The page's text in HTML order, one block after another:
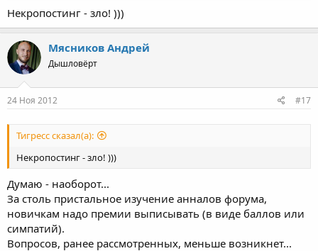
Некропостинг - зло! )))
Мясников Андрей
Дышловёрт
24 Ноя 2012 #17
Тигресс сказал(а):
Некропостинг - зло! )))
Думаю - наоборот...
За столь пристальное изучение анналов форума,
новичкам надо премии выписывать (в виде баллов или
симпатий).
Вопросов, ранее рассмотренных, меньше возникнет...